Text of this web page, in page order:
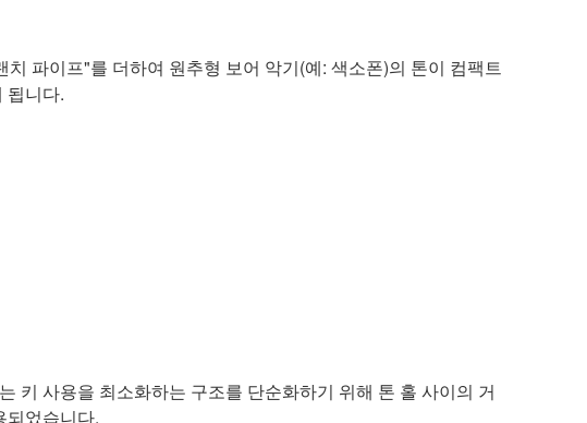
치 파이프"를 더하여 원추형 보어 악기(예: 색소폰)의 톤이 컴팩트
됩니다.
키 사용을 최소화하는 구조를 단순화하기 위해 톤 홀 사이의 거
되었습니다.